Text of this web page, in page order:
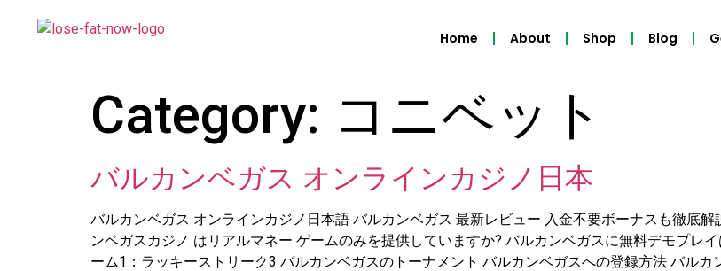
Home About Shop Blog
Category: コニベット
バルカンベガス オンラインカジノ日本
バルカンベガス オンラインカジノ日本語 バルカンベガス 最新レビュー 入金不要ボーナスも徹底
ンベガスカジノ はリアルマネー ゲームのみを提供していますか? バルカンベガスに無料デモプレ
ーム1：ラッキーストリーク3 バルカンベガスのトーナメント バルカンベガスへの登録方法 バル